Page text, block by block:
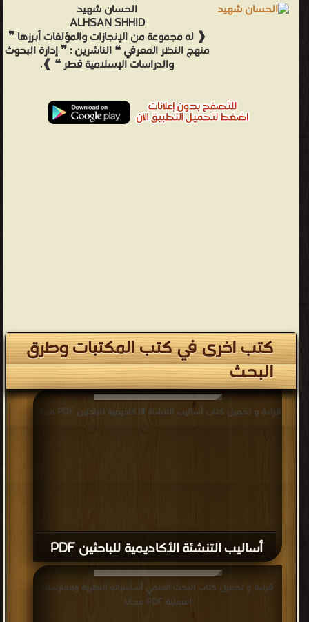
الحسان شهيد
ALHSAN SHHID
❰ له مجموعة من الإنجازات والمؤلفات أبرزها ❞
منهج النظر المعرفي ❝ الناشرين : ❞ إدارة البحوث
والدراسات الإسلامية قطر ❝ ❱.
كتب اخرى في كتب المكتبات وطرق
البحث
أساليب التنشئة الأكاديمية للباحثين PDF
قراءة و تحميل كتاب أساليب التنشئة الأكاديمية للباحثين PDF مجانا
قراءة و تحميل كتاب البحث العلمي أساسياته النظرية وممارسته
العملية PDF مجانا